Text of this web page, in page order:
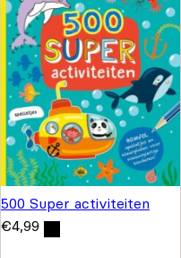
500 Super activiteiten
€4,99